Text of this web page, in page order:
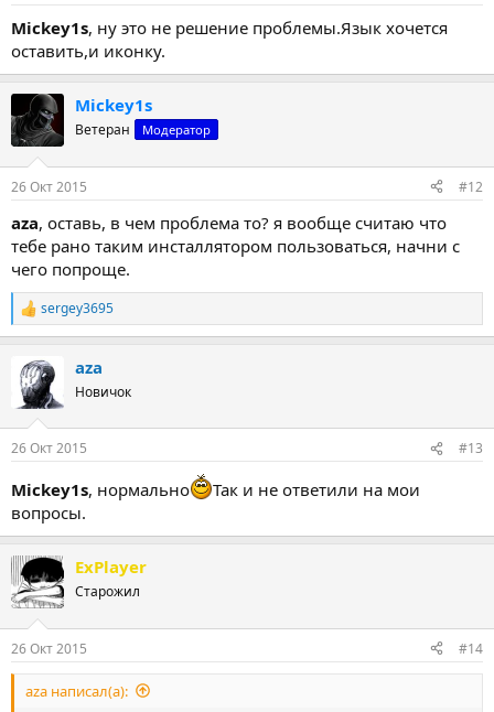
Mickey1s, ну это не решение проблемы.Язык хочется
оставить,и иконку.
Mickey1s
Ветеран Модератор
26 Окт 2015 #12
aza, оставь, в чем проблема то? я вообще считаю что
тебе рано таким инсталлятором пользоваться, начни с
чего попроще.
Р
е
к
ц
и
sergey3695
aza
Новичок
26 Окт 2015 #13
Mickey1s, нормально
Так и не ответили на мои
вопросы.
ExPlayer
Старожил
26 Окт 2015 #14
aza написал(а):